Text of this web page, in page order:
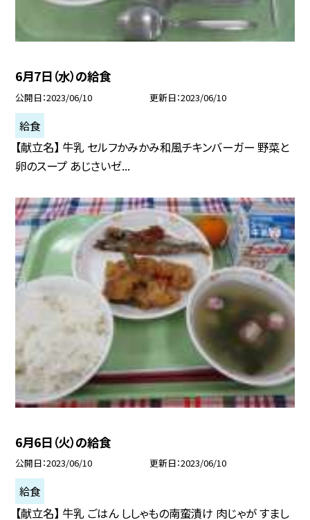
6月7日（水）の給食
公開日 2023/06/10 更新日 2023/06/10
給食
【献立名】 牛乳 セルフかみかみ和風チキンバーガー 野菜と
卵のスープ あじさいゼ...
6月6日（火）の給食
公開日 2023/06/10 更新日 2023/06/10
給食
【献立名】 牛乳 ごはん ししゃもの南蛮漬け 肉じゃが すまし